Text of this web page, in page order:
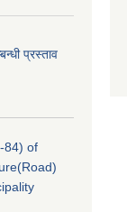
प्रस्ताव
84) of